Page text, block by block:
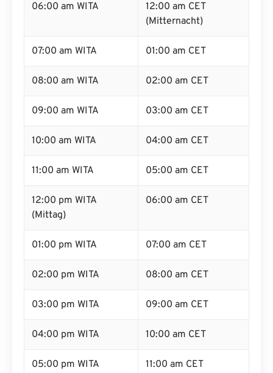
06:00 am WITA
12:00 am CET
(Mitternacht)
07:00 am WITA 01:00 am CET
08:00 am WITA 02:00 am CET
09:00 am WITA 03:00 am CET
10:00 am WITA 04:00 am CET
11:00 am WITA 05:00 am CET
12:00 pm WITA
(Mittag)
06:00 am CET
01:00 pm WITA 07:00 am CET
02:00 pm WITA 08:00 am CET
03:00 pm WITA 09:00 am CET
04:00 pm WITA 10:00 am CET
05:00 pm WITA 11:00 am CET